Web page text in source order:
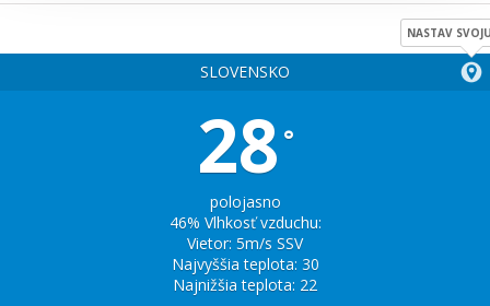
SLOVENSKO
NASTAV
28 °
polojasno
46% Vlhkosť vzduchu:
Vietor: 5m/s SSV
Najvyššia teplota: 30
Najnižšia teplota: 22